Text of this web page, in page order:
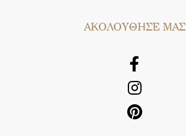
AΚΟΛΟΥΘΗΣΕ ΜΑΣ